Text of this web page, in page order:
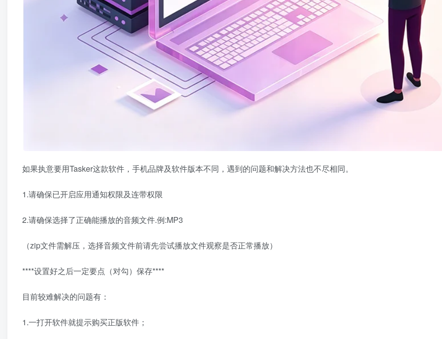
如果执意要用Tasker这款软件，手机品牌及软件版本不同，遇到的问题和解决方法也不尽相同。
1.请确保已开启应用通知权限及连带权限
2.请确保选择了正确能播放的音频文件.例:MP3
（zip文件需解压，选择音频文件前请先尝试播放文件观察是否正常播放）
****设置好之后一定要点（对勾）保存****
目前较难解决的问题有：
1.一打开软件就提示购买正版软件；